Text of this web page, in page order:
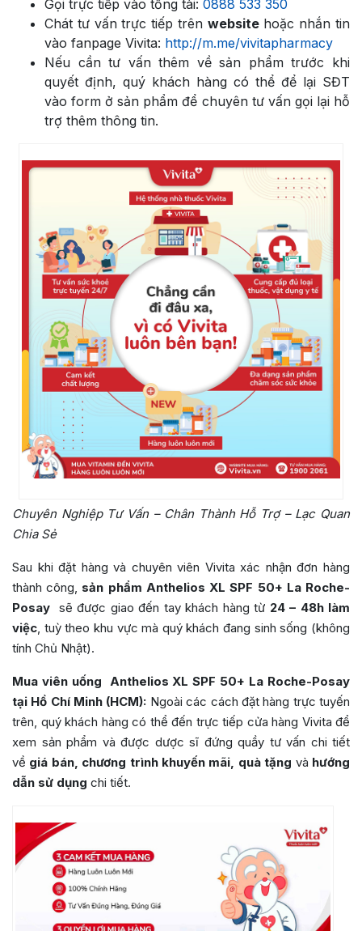
Gọi trực tiếp vào tổng tài: 0888 533 350
Chát tư vấn trực tiếp trên websitehoặc nhắn tin
vào fanpage Vivita: http://m.me/vivitapharmacy
Nếu cần tư vấn thêm về sản phẩm trước khi
quyết định, quý khách hàng có thể để lại SĐT
vào form ở sản phẩm để chuyên tư vấn gọi lại hỗ
trợ thêm thông tin.
Chuyên Nghiệp Tư Vấn – Chân Thành Hỗ Trợ – Lạc Quan
Chia Sẻ
Sau khi đặt hàng và chuyên viên Vivita xác nhận đơn hàng
thành công, sản phẩm Anthelios XL SPF 50+ La Roche-
Posay sẽ được giao đến tay khách hàng từ 24 – 48h làm
việc, tuỳ theo khu vực mà quý khách đang sinh sống (không
tính Chủ Nhật).
Mua viên uống Anthelios XL SPF 50+ La Roche-Posay
tại Hồ Chí Minh (HCM): Ngoài các cách đặt hàng trực tuyến
trên, quý khách hàng có thể đến trực tiếp cửa hàng Vivita để
xem sản phẩm và được dược sĩ đứng quầy tư vấn chi tiết
về giá bán, chương trình khuyến mãi, quà tặng và hướng
dẫn sử dụng chi tiết.